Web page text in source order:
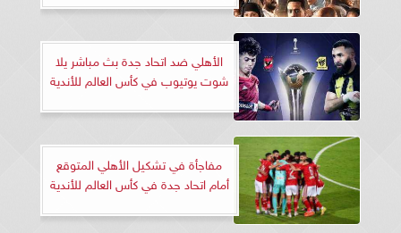
الأهلي ضد اتحاد جدة بث مباشر يلا
شوت يوتيوب في كأس العالم للأندية
مفاجأة في تشكيل الأهلي المتوقع
أمام اتحاد جدة في كأس العالم للأندية